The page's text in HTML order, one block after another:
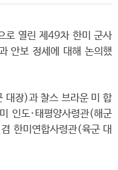
로 열린 제49차 한미 군사
안보 정세에 대해 논의했
대장)과 찰스 브라운 미 합
인도·태평양사령관(해군
한미연합사령관(육군 대